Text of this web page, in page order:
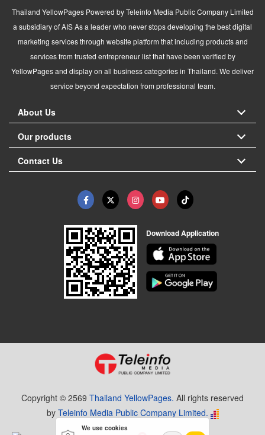
Thailand YellowPages Powered by Teleinfo Media Public Company Limited
a subsidiary of AIS As a leader who never stops developing the best digital
marketing services through website platform that including products and
services from trusted entrepreneur list that have been verified by
YellowPages and display on all business categories in Thailand. We deliver
service beyond expectation from professional team.
About Us
Our products
Contact Us
Download Application
Copyright © 2569 Thailand YellowPages. All rights reserved
by Teleinfo Media Public Company Limited.
We use cookies